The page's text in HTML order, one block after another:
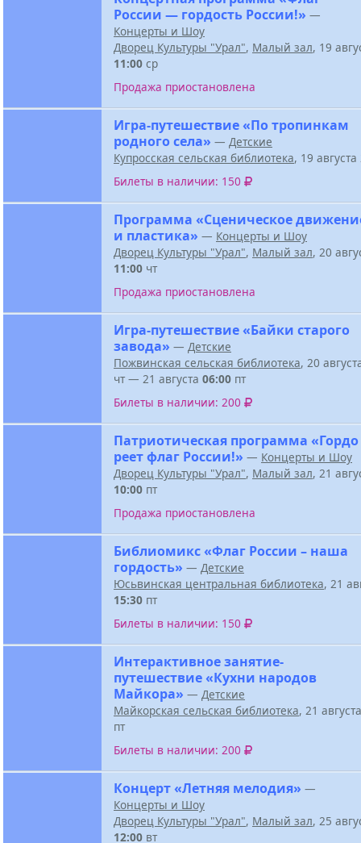
России — гордость России!» —
Концерты и Шоу
Дворец Культуры "Урал", Малый зал, 19
11:00 ср
Продажа приостановлена
Игра-путешествие «По тропинкам
родного села» — Детские
Купросская сельская библиотека, 19
Билеты в наличии: 150
Программа «Сценическое
и пластика» — Концерты и Шоу
Дворец Культуры "Урал", Малый зал, 20
11:00 чт
Продажа приостановлена
Игра-путешествие «Байки старого
завода» — Детские
Пожвинская сельская библиотека, 20
чт — 21 августа 06:00 пт
Билеты в наличии: 200
Патриотическая программа «Гордо
реет флаг России!» — Концерты и Шоу
Дворец Культуры "Урал", Малый зал, 21
10:00 пт
Продажа приостановлена
Библиомикс «Флаг России – наша
гордость» — Детские
Юсьвинская центральная библиотека, 21
15:30 пт
Билеты в наличии: 150
Интерактивное занятие-
путешествие «Кухни народов
Майкора» — Детские
Майкорская сельская библиотека, 21
пт
Билеты в наличии: 200
Концерт «Летняя мелодия» —
Концерты и Шоу
Дворец Культуры "Урал", Малый зал, 25
12:00 вт